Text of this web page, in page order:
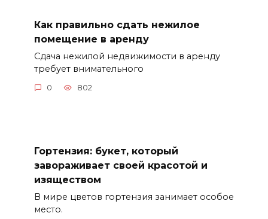
Как правильно сдать нежилое
помещение в аренду
Сдача нежилой недвижимости в аренду
требует внимательного
0 802
Гортензия: букет, который
завораживает своей красотой и
изяществом
В мире цветов гортензия занимает особое
место.